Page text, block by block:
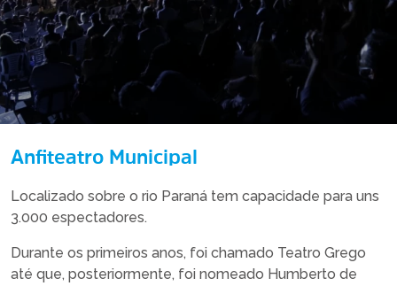
Anfiteatro Municipal
Localizado sobre o rio Paraná tem capacidade para uns
3.000 espectadores.
Durante os primeiros anos, foi chamado Teatro Grego
até que, posteriormente, foi nomeado Humberto de